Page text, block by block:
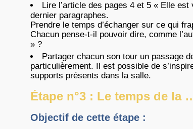
Lire l’article des pages 4 et 5 « Elle est
dernier paragraphes.
Prendre le temps d’échanger sur ce qui
Chacun pense-t-il pouvoir dire, comme
» ?
Partager chacun son tour un passage
particulièrement. Il est possible de
supports présents dans la salle.
Étape n°3 : Le temps de la
Objectif de cette étape :